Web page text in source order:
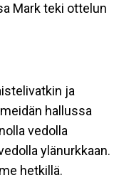
Mark teki ottelun
ja
hallussa
vedolla
ylänurkkaan.
hetkillä.